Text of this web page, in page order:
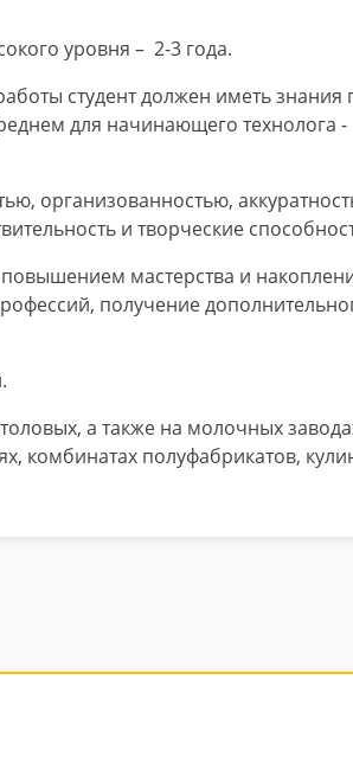
уровня – 2-3 года.
студент должен иметь знания
для начинающего технолога
организованностью,
и творческие
мастерства и
получение
а также на молочных
комбинатах полуфабрикатов,